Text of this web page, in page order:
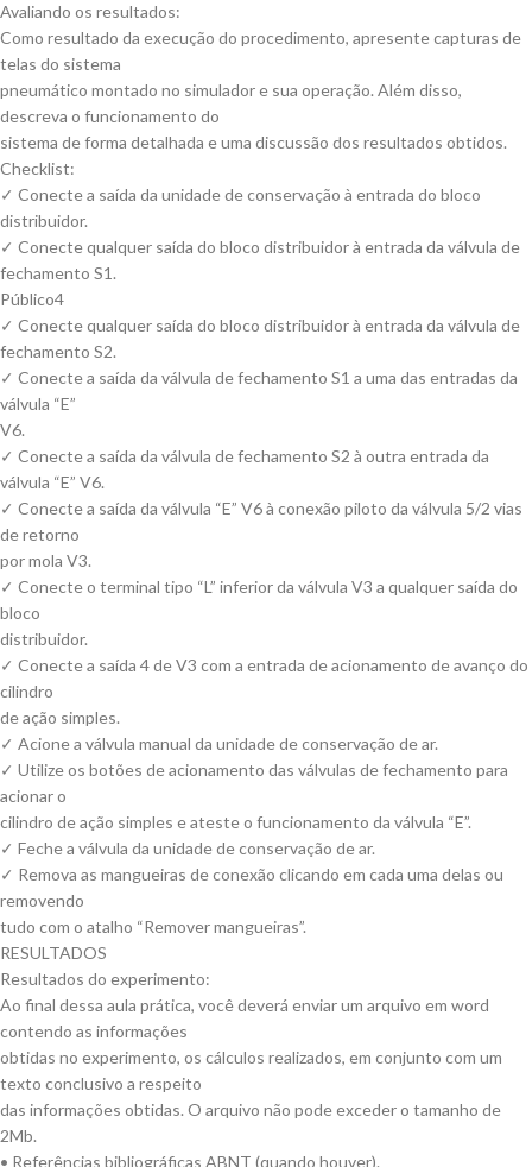
Avaliando os resultados:
Como resultado da execução do procedimento, apresente capturas de
telas do sistema
pneumático montado no simulador e sua operação. Além disso,
descreva o funcionamento do
sistema de forma detalhada e uma discussão dos resultados obtidos.
Checklist:
✓ Conecte a saída da unidade de conservação à entrada do bloco
distribuidor.
✓ Conecte qualquer saída do bloco distribuidor à entrada da válvula de
fechamento S1.
Público4
✓ Conecte qualquer saída do bloco distribuidor à entrada da válvula de
fechamento S2.
✓ Conecte a saída da válvula de fechamento S1 a uma das entradas da
válvula “E”
V6.
✓ Conecte a saída da válvula de fechamento S2 à outra entrada da
válvula “E” V6.
✓ Conecte a saída da válvula “E” V6 à conexão piloto da válvula 5/2 vias
de retorno
por mola V3.
✓ Conecte o terminal tipo “L” inferior da válvula V3 a qualquer saída do
bloco
distribuidor.
✓ Conecte a saída 4 de V3 com a entrada de acionamento de avanço do
cilindro
de ação simples.
✓ Acione a válvula manual da unidade de conservação de ar.
✓ Utilize os botões de acionamento das válvulas de fechamento para
acionar o
cilindro de ação simples e ateste o funcionamento da válvula “E”.
✓ Feche a válvula da unidade de conservação de ar.
✓ Remova as mangueiras de conexão clicando em cada uma delas ou
removendo
tudo com o atalho “Remover mangueiras”.
RESULTADOS
Resultados do experimento:
Ao final dessa aula prática, você deverá enviar um arquivo em word
contendo as informações
obtidas no experimento, os cálculos realizados, em conjunto com um
texto conclusivo a respeito
das informações obtidas. O arquivo não pode exceder o tamanho de
2Mb.
• Referências bibliográficas ABNT (quando houver).